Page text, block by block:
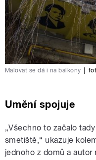
Malovat se dá i na balkony
Umění spojuje
„Všechno to začalo
smetiště,“ ukazuje
jednoho z domů a autor